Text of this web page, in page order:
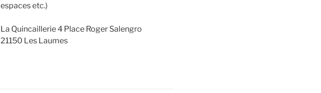
espaces etc.)
La Quincaillerie 4 Place Roger Salengro
21150 Les Laumes